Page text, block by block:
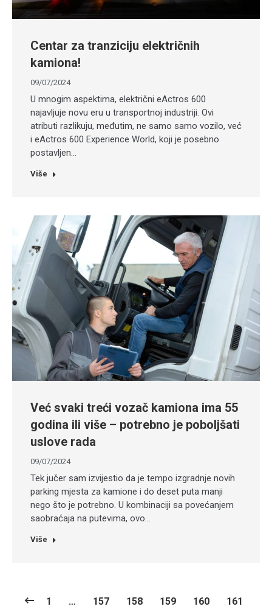
Centar za tranziciju električnih
kamiona!
09/07/2024
U mnogim aspektima, električni eActros 600
najavljuje novu eru u transportnoj industriji. Ovi
atributi razlikuju, međutim, ne samo samo vozilo, već
i eActros 600 Experience World, koji je posebno
postavljen…
Više
Već svaki treći vozač kamiona ima 55
godina ili više – potrebno je poboljšati
uslove rada
09/07/2024
Tek jučer sam izvijestio da je tempo izgradnje novih
parking mjesta za kamione i do deset puta manji
nego što je potrebno. U kombinaciji sa povećanjem
saobraćaja na putevima, ovo…
Više
1 … 157 158 159 160
161